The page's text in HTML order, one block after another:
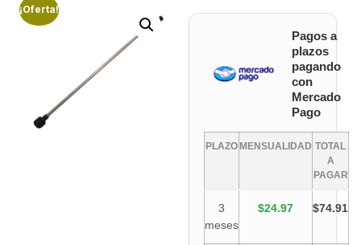
¡Oferta!
Pagos a
plazos
pagando
con
Mercado
Pago
PLAZO MENSUALIDAD TOTAL
A
PAGAR
3
meses
$24.97 $74.91